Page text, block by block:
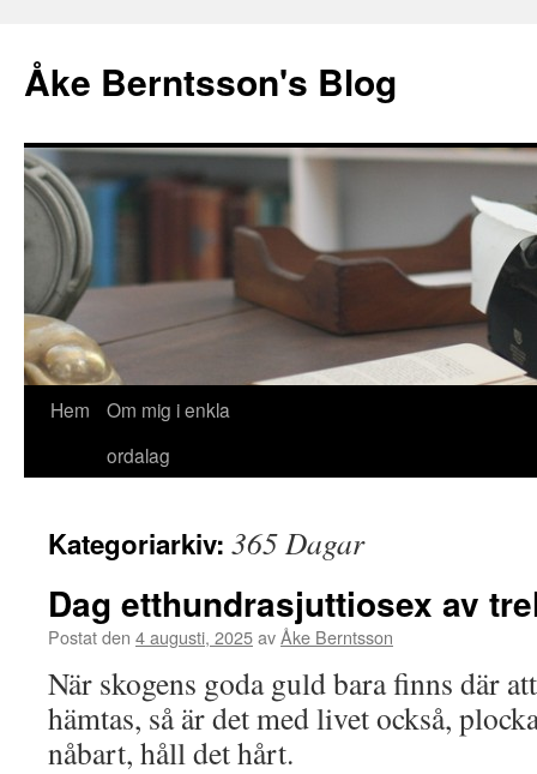
Åke Berntsson's Blog
Hoppa
Hem
Om mig i enkla
ordalag
Kategoriarkiv: 365 Dagar
Dag etthundrasjuttiosex av
Postat den 4 augusti, 2025avÅke Berntsson
När skogens goda guld bara finns där
hämtas, så är det med livet också,
nåbart, håll det hårt.